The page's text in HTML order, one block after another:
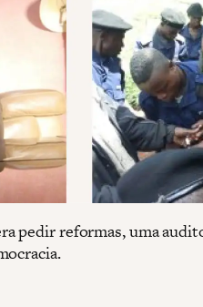
pedir reformas, uma